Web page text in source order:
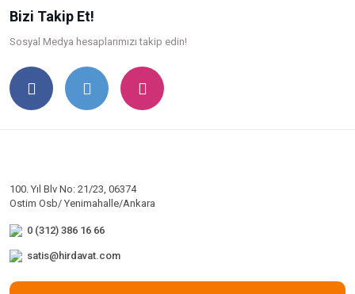
Bizi Takip Et!
Sosyal Medya hesaplarımızı takip edin!
100. Yıl Blv No: 21/23, 06374
Ostim Osb/ Yenimahalle/Ankara
0 (312) 386 16 66
satis@hirdavat.com